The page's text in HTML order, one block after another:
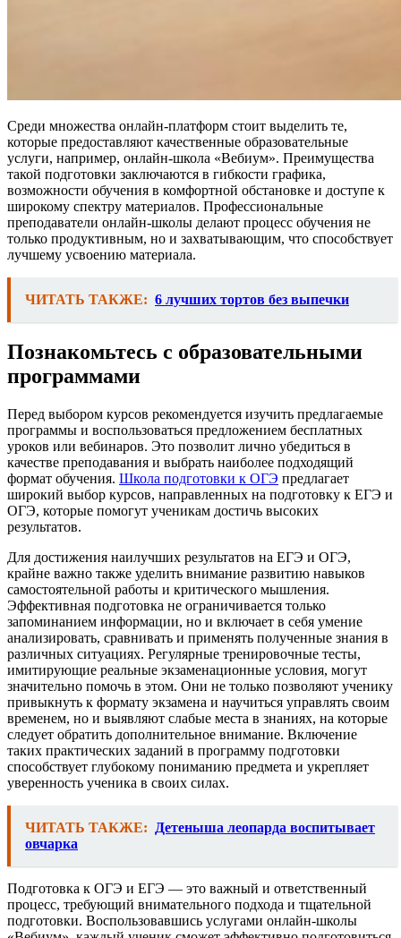
Среди множества онлайн-платформ стоит выделить те,
которые предоставляют качественные образовательные
услуги, например, онлайн-школа «Вебиум». Преимущества
такой подготовки заключаются в гибкости графика,
возможности обучения в комфортной обстановке и доступе к
широкому спектру материалов. Профессиональные
преподаватели онлайн-школы делают процесс обучения не
только продуктивным, но и захватывающим, что способствует
лучшему усвоению материала.
ЧИТАТЬ ТАКЖЕ: 6 лучших тортов без выпечки
Познакомьтесь с образовательными
программами
Перед выбором курсов рекомендуется изучить предлагаемые
программы и воспользоваться предложением бесплатных
уроков или вебинаров. Это позволит лично убедиться в
качестве преподавания и выбрать наиболее подходящий
формат обучения. Школа подготовки к ОГЭ предлагает
широкий выбор курсов, направленных на подготовку к ЕГЭ и
ОГЭ, которые помогут ученикам достичь высоких
результатов.
Для достижения наилучших результатов на ЕГЭ и ОГЭ,
крайне важно также уделить внимание развитию навыков
самостоятельной работы и критического мышления.
Эффективная подготовка не ограничивается только
запоминанием информации, но и включает в себя умение
анализировать, сравнивать и применять полученные знания в
различных ситуациях. Регулярные тренировочные тесты,
имитирующие реальные экзаменационные условия, могут
значительно помочь в этом. Они не только позволяют ученику
привыкнуть к формату экзамена и научиться управлять своим
временем, но и выявляют слабые места в знаниях, на которые
следует обратить дополнительное внимание. Включение
таких практических заданий в программу подготовки
способствует глубокому пониманию предмета и укрепляет
уверенность ученика в своих силах.
ЧИТАТЬ ТАКЖЕ:
Детеныша леопарда воспитывает
овчарка
Подготовка к ОГЭ и ЕГЭ — это важный и ответственный
процесс, требующий внимательного подхода и тщательной
подготовки. Воспользовавшись услугами онлайн-школы